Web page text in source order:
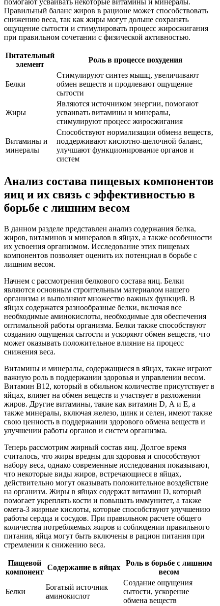
помогают усваивать некоторые витамины и минералы.
Правильный баланс жиров в рационе может способствовать
снижению веса, так как жиры могут дольше сохранять
ощущение сытости и стимулировать процесс жиросжигания
при правильном сочетании с физической активностью.
Питательный
элемент
Роль в процессе похудения
Белки
Стимулируют синтез мышц, увеличивают
обмен веществ и продлевают ощущение
сытости
Жиры
Являются источником энергии, помогают
усваивать витамины и минералы,
стимулируют процесс жиросжигания
Витамины и
минералы
Способствуют нормализации обмена веществ,
поддерживают кислотно-щелочной баланс,
улучшают функционирование органов и
систем
Анализ состава пищевых компонентов
яиц и их связь с эффективностью в
борьбе с лишним весом
В данном разделе представлен анализ содержания белка,
жиров, витаминов и минералов в яйцах, а также особенности
их усвоения организмом. Исследование этих пищевых
компонентов позволяет оценить их потенциал в борьбе с
лишним весом.
Начнем с рассмотрения белкового состава яиц. Белки
являются основным строительным материалом нашего
организма и выполняют множество важных функций. В
яйцах содержатся разнообразные белки, включая все
необходимые аминокислоты, необходимые для обеспечения
оптимальной работы организма. Белки также способствуют
созданию ощущения сытости и ускоряют обмен веществ, что
может оказывать положительное влияние на процесс
снижения веса.
Витамины и минералы, содержащиеся в яйцах, также играют
важную роль в поддержании здоровья и управлении весом.
Витамин B12, который в обильном количестве присутствует в
яйцах, влияет на обмен веществ и участвует в разложении
жиров. Другие витамины, такие как витамин D, А и Е, а
также минералы, включая железо, цинк и селен, имеют также
свою ценность в поддержании здорового обмена веществ и
улучшении работы органов и систем организма.
Теперь рассмотрим жирный состав яиц. Долгое время
считалось, что жиры вредны для здоровья и способствуют
набору веса, однако современные исследования показывают,
что некоторые виды жиров, встречающиеся в яйцах,
действительно могут оказывать положительное воздействие
на организм. Жиры в яйцах содержат витамин D, который
помогает укреплять кости и повышать иммунитет, а также
омега-3 жирные кислоты, которые способствуют улучшению
работы сердца и сосудов. При правильном расчете общего
количества потребляемых жиров и соблюдении правильного
питания, яйца могут быть включены в рацион питания при
стремлении к снижению веса.
Пищевой
компонент
Содержание в яйцах
Роль в борьбе с лишним
весом
Белки
Богатый источник
аминокислот
Создание ощущения
сытости, ускорение
обмена веществ